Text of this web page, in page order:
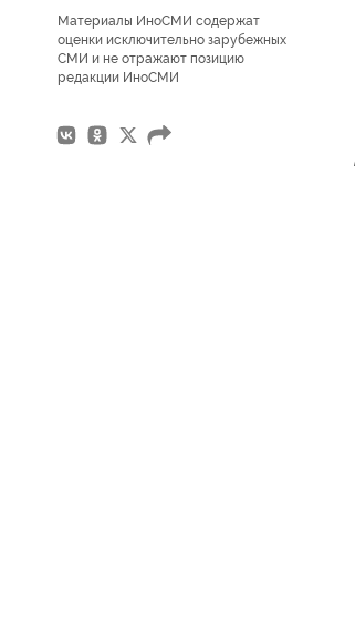
Материалы ИноСМИ содержат
оценки исключительно зарубежных
СМИ и не отражают позицию
редакции ИноСМИ